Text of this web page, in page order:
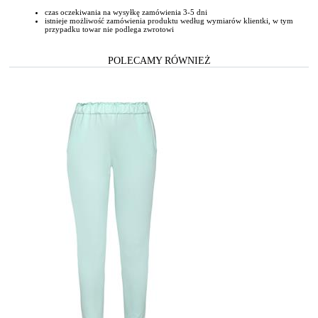
czas oczekiwania na wysyłkę zamówienia 3-5 dni
istnieje możliwość zamówienia produktu według wymiarów klientki, w tym
przypadku towar nie podlega zwrotowi
POLECAMY RÓWNIEŻ